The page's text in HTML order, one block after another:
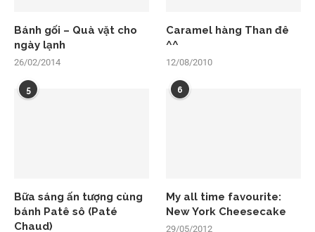
Bánh gối – Quà vặt cho
ngày lạnh
26/02/2014
Caramel hàng Than đê
^^
12/08/2010
5
Bữa sáng ấn tượng cùng
bánh Patê sô (Paté
Chaud)
6
My all time favourite:
New York Cheesecake
29/05/2012